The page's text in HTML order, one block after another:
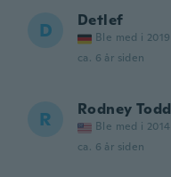
D Detlef
Ble med i 2019
ca. 6 år siden
R Rodney Todd
Ble med i 2014
ca. 6 år siden